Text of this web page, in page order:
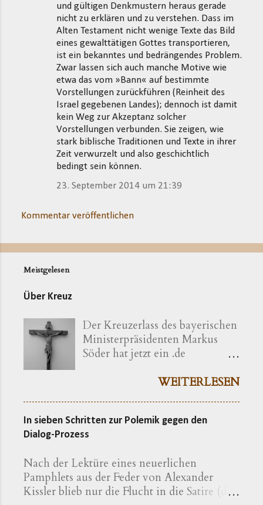
und gültigen Denkmustern heraus gerade
nicht zu erklären und zu verstehen. Dass im
Alten Testament nicht wenige Texte das Bild
eines gewalttätigen Gottes transportieren,
ist ein bekanntes und bedrängendes Problem.
Zwar lassen sich auch manche Motive wie
etwa das vom »Bann« auf bestimmte
Vorstellungen zurückführen (Reinheit des
Israel gegebenen Landes); dennoch ist damit
kein Weg zur Akzeptanz solcher
Vorstellungen verbunden. Sie zeigen, wie
stark biblische Traditionen und Texte in ihrer
Zeit verwurzelt und also geschichtlich
bedingt sein können.
23. September 2014 um 21:39
Kommentar veröffentlichen
Meistgelesen
Über Kreuz
Der Kreuzerlass des bayerischen
Ministerpräsidenten Markus
Söder hat jetzt ein .de
Der Vorgang gibt sich im
erkennen. Die »Ökumenische
Erklärung katholischer und
Hochschullehrer der Theologie
zum bayerischen Kreuzerlass am
1.6.2018« wird nachfolgend
WEITERLESEN
In sieben Schritten zur Polemik gegen den
Dialog-Prozess
Nach der Lektüre eines neuerlichen
Pamphlets aus der Feder von Alexander
Kissler blieb nur die Flucht in die Satire (die